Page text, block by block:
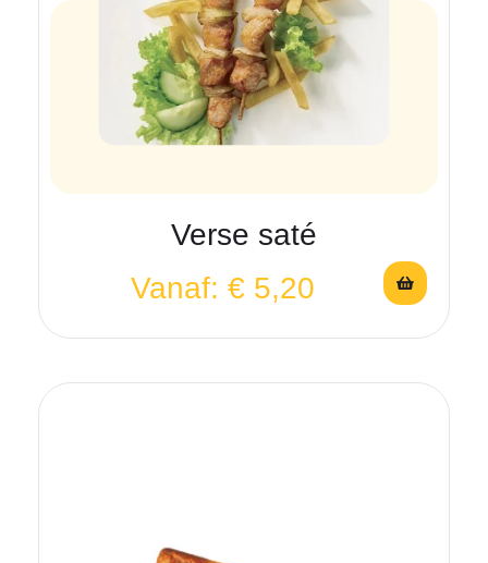
Verse saté
Vanaf: € 5,20